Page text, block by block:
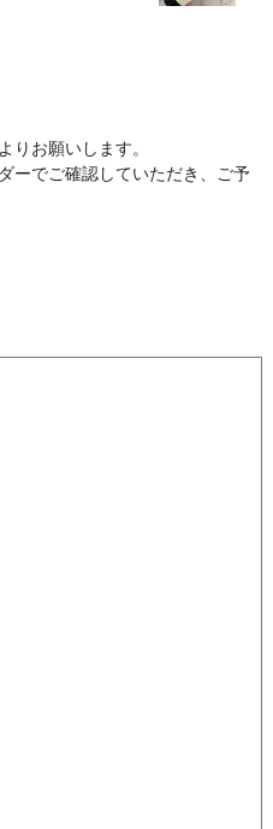
りお願いします。
ーでご確認していただき、ご予